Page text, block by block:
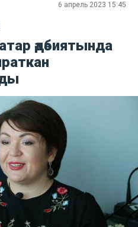
6 апрель 2023 15:45
әдәбиятында